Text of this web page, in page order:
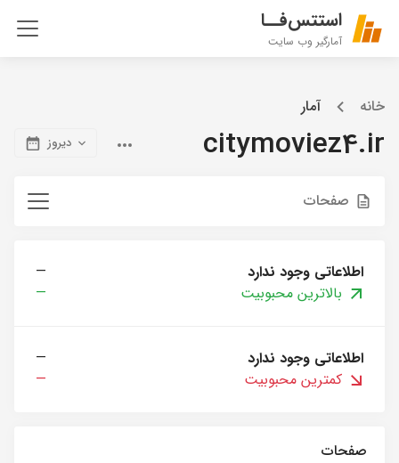
استتس‌فــا
آمارگیر وب سایت
خانه آمار
citymoviez4.ir دیروز
صفحات
اطلاعاتی وجود ندارد
—
بالاترین محبوبیت
—
اطلاعاتی وجود ندارد
—
کمترین محبوبیت
—
صفحات